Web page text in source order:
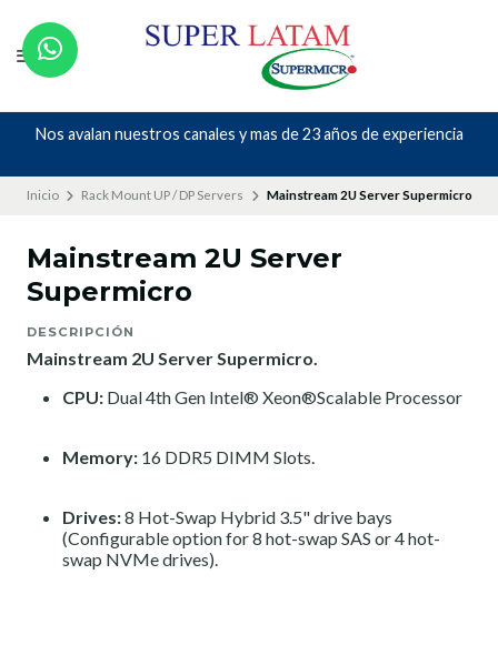
Nos avalan nuestros canales y mas de 23 años de experiencia
Inicio Rack Mount UP / DP Servers Mainstream 2U Server Supermicro
Mainstream 2U Server
Supermicro
DESCRIPCIÓN
Mainstream 2U Server Supermicro.
CPU: Dual 4th Gen Intel® Xeon®Scalable Processor
Memory: 16 DDR5 DIMM Slots.
Drives:8 Hot-Swap Hybrid 3.5" drive bays
(Configurable option for 8 hot-swap SAS or 4 hot-
swap NVMe drives).